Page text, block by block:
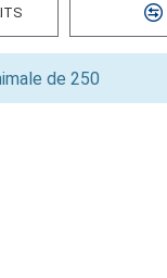
de 250